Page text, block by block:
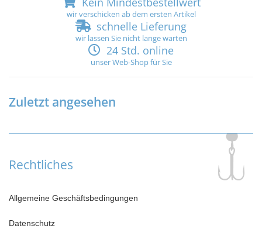
wir verschicken ab dem ersten Artikel
schnelle Lieferung
wir lassen Sie nicht lange warten
24 Std. online
unser Web-Shop für Sie
Zuletzt angesehen
Rechtliches
Allgemeine Geschäftsbedingungen
Datenschutz